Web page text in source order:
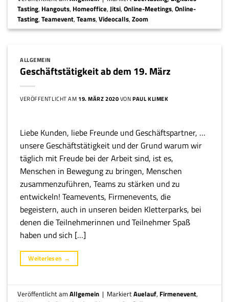
Tasting, Hangouts, Homeoffice,Jitsi,Online-Meetings,Online-
Tasting,Teamevent,Teams,Videocalls,Zoom
ALLGEMEIN
Geschäftstätigkeit ab dem 19. März
VERÖFFENTLICHT AM 19. MÄRZ 2020VONPAUL KLIMEK
Liebe Kunden, liebe Freunde und Geschäftspartner, …
unsere Geschäftstätigkeit und der Grund warum wir
täglich mit Freude bei der Arbeit sind, ist es,
Menschen in Bewegung zu bringen, Menschen
zusammenzuführen, Teams zu stärken und zu
entwickeln! Teamevents, Firmenevents, die
begeistern, auch in unseren beiden Kletterparks, bei
denen die Teilnehmerinnen und Teilnehmer Spaß
haben und sich […]
Weiterlesen →
Veröffentlicht amAllgemein | MarkiertAuelauf, Firmenevent,